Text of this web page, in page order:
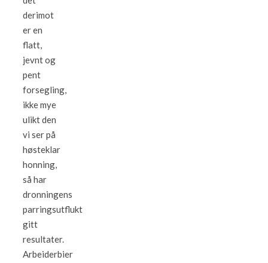
derimot
er en
flatt,
jevnt og
pent
forsegling,
ikke mye
ulikt den
vi ser på
høsteklar
honning,
så har
dronningens
parringsutflukt
gitt
resultater.
Arbeiderbier